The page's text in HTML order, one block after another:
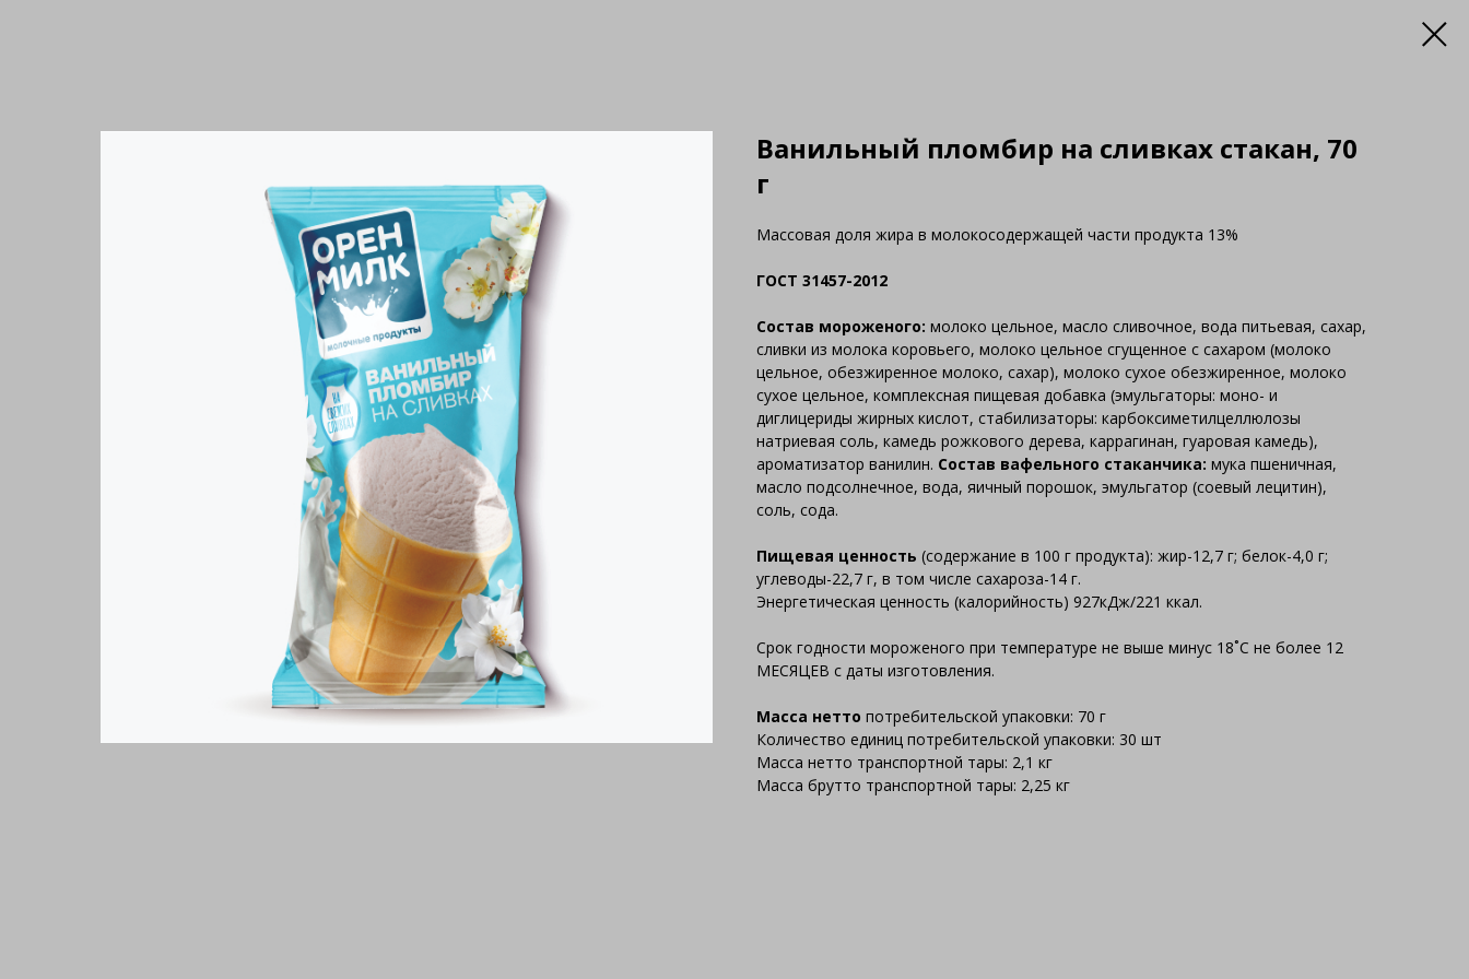
Ванильный пломбир на сливках стакан, 70
г
Массовая доля жира в молокосодержащей части продукта 13%
ГОСТ 31457-2012
Состав мороженого: молоко цельное, масло сливочное, вода питьевая, сахар,
сливки из молока коровьего, молоко цельное сгущенное с сахаром (молоко
цельное, обезжиренное молоко, сахар), молоко сухое обезжиренное, молоко
сухое цельное, комплексная пищевая добавка (эмульгаторы: моно- и
диглицериды жирных кислот, стабилизаторы: карбоксиметилцеллюлозы
натриевая соль, камедь рожкового дерева, каррагинан, гуаровая камедь),
ароматизатор ванилин. Состав вафельного стаканчика: мука пшеничная,
масло подсолнечное, вода, яичный порошок, эмульгатор (соевый лецитин),
соль, сода.
Пищевая ценность (содержание в 100 г продукта): жир-12,7 г; белок-4,0 г;
углеводы-22,7 г, в том числе сахароза-14 г.
Энергетическая ценность (калорийность) 927кДж/221 ккал.
Срок годности мороженого при температуре не выше минус 18˚С не более 12
МЕСЯЦЕВ с даты изготовления.
Масса нетто потребительской упаковки: 70 г
Количество единиц потребительской упаковки: 30 шт
Масса нетто транспортной тары: 2,1 кг
Масса брутто транспортной тары: 2,25 кг